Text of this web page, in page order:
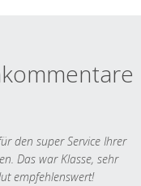
den super Service Ihrer
Das war Klasse, sehr
empfehlenswert!